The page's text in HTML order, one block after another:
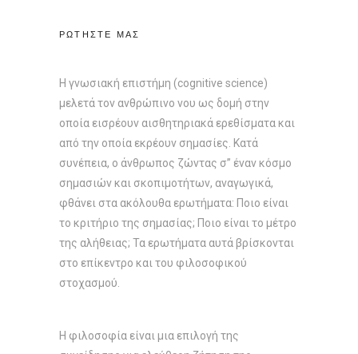
ΡΩΤΗΣΤΕ ΜΑΣ
Η γνωσιακή επιστήμη (cognitive science)
μελετά τον ανθρώπινο νου ως δομή στην
οποία εισρέουν αισθητηριακά ερεθίσματα και
από την οποία εκρέουν σημασίες. Κατά
συνέπεια, ο άνθρωπος ζώντας σ” έναν κόσμο
σημασιών και σκοπιμοτήτων, αναγωγικά,
φθάνει στα ακόλουθα ερωτήματα: Ποιο είναι
το κριτήριο της σημασίας; Ποιο είναι το μέτρο
της αλήθειας; Τα ερωτήματα αυτά βρίσκονται
στο επίκεντρο και του φιλοσοφικού
στοχασμού.
Η φιλοσοφία είναι μια επιλογή της